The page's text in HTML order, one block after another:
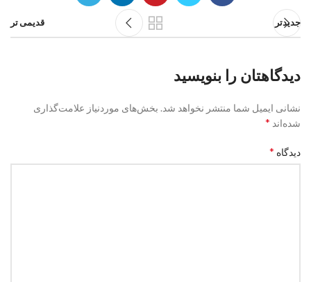
جدیدتر قدیمی تر
دیدگاهتان را بنویسید
نشانی ایمیل شما منتشر نخواهد شد. بخش‌های موردنیاز علامت‌گذاری
شده‌اند *
دیدگاه *